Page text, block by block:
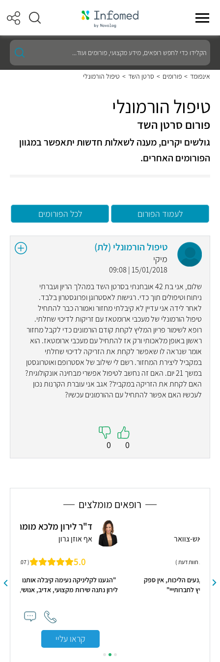
הקלידו
כדי
לחפש
רופאים,
מידע
ועוד...
אינפומד > פורומים > סרטן השד > טיפול הורמונלי
טיפול הורמונלי
פורום סרטן השד
גולשים יקרים, מענה לשאלות חדשות יתאפשר במגוון
הפורומים האחרים.
לעמוד הפורום לכל הפורומים
טיפול הורמונלי (לת)
מיקי
15/01/2018 | 09:08
שלום, אני בת 42 אובחנתי בסרטן השד במהלך הריון ועברתי
ניתוח וטיפולים תוך כדי. רגישות לאסטרוגן ופרוגסטרון בלבד.
לאחר לידה אני עדיין לא קיבלתי מחזור ואמורה כבר להתחיל
טיפול הורמונלי של מעכבי ארומטאז עם זריקות לדיכוי שחלתי.
רופא לשימור פריון המליץ לקחת קודם הורמונים כדי לקבל מחזור
ראשון באופן מלאכותי ורק אז להתחיל עם מעכבי ארומטאז. הוא
אומר שנראה לו שאפשר לקחת את הזריקה לדיכוי שחלתי
במקביל ליצירת המחזור. רשם לי שילוב של אסטרופם ואוטרוגסטן
במשך 21 יום. האם זה נחשב לטיפול אפשרי מבחינה אונקולוגית?
האם לקחת את הזריקה במקביל? אגב אני עוברת הקרנות נכון
לעכשיו האם אפשר להתחיל עם ההורמונים עכשיו?
0
0
רופאים מומלצים
אין ספק
ד"ר לירון מלכא מומחית אף אוזן גרון
אף אוזן גרון
( 107 חוות דעת )
"הגענו לקליניקה נעימה קיבלה אותנו מזכירה מקסימה וד"ר
לירון נתנה שירות מקצועי, אדיב, אנושי, הסבר מלא והמלצות"